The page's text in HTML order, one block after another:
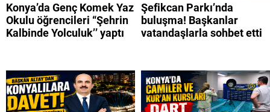
Konya’da Genç Komek Yaz
Okulu öğrencileri “Şehrin
Kalbinde Yolculuk’’ yaptı
Şefikcan Parkı’nda
buluşma! Başkanlar
vatandaşlarla sohbet etti